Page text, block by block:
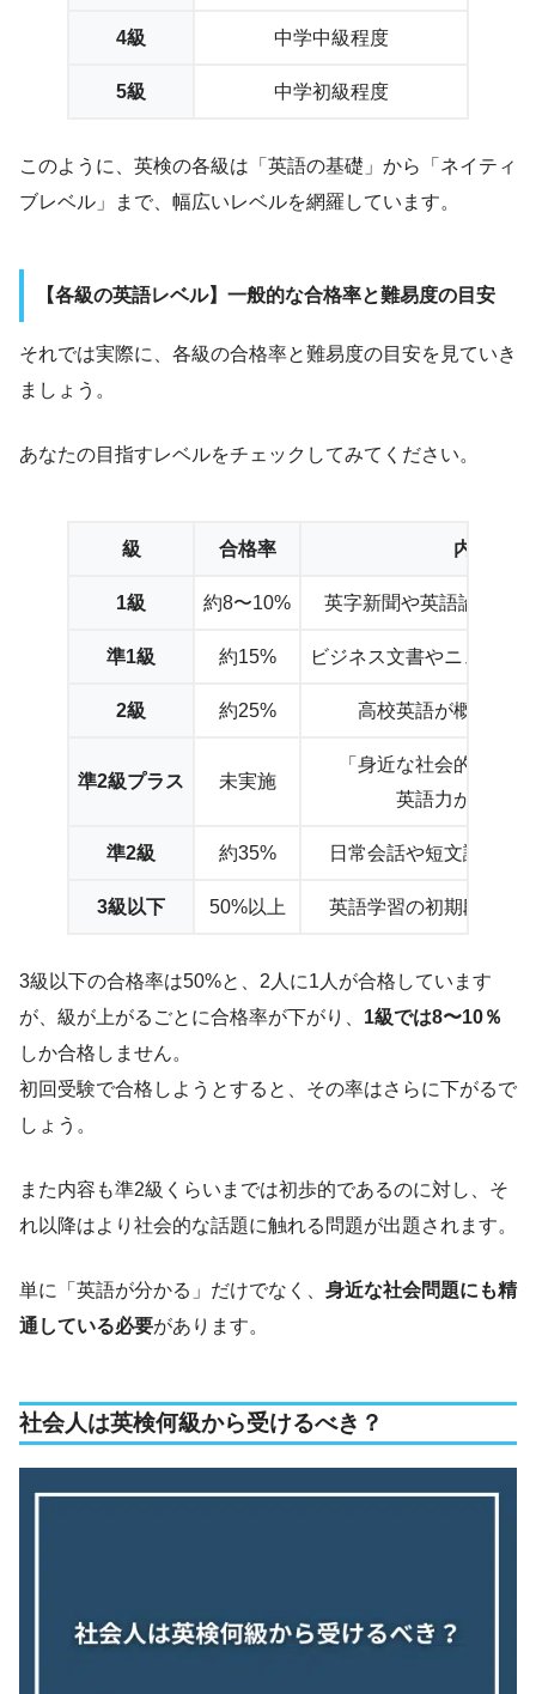
4級 中学中級程度
5級 中学初級程度
このように、英検の各級は「英語の基礎」から「ネイティ
ブレベル」まで、幅広いレベルを網羅しています。
【各級の英語レベル】一般的な合格率と難易度の目安
それでは実際に、各級の合格率と難易度の目安を見ていき
ましょう。
あなたの目指すレベルをチェックしてみてください。
級 合格率 内容
1級 約8〜10% 英字新聞や英語論文が
準1級 約15% ビジネス文書やニュース
2級 約25% 高校英語が概ね理解
準2級プラス 未実施
「身近な社会的話題
英語力が問われ
準2級 約35% 日常会話や短文読解力
3級以下 50%以上 英語学習の初期段階に
3級以下の合格率は50%と、2人に1人が合格しています
が、級が上がるごとに合格率が下がり、 1級では8〜10％
しか合格しません。
初回受験で合格しようとすると、その率はさらに下がるで
しょう。
また内容も準2級くらいまでは初歩的であるのに対し、そ
れ以降はより社会的な話題に触れる問題が出題されます。
単に「英語が分かる」だけでなく、 身近な社会問題にも精
通している必要があります。
社会人は英検何級から受けるべき？